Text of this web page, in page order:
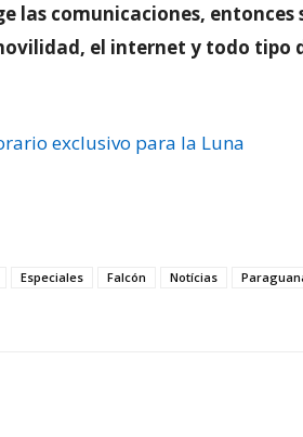
las comunicaciones, entonces
el internet y todo tipo
exclusivo para la Luna
Especiales Falcón Notícias